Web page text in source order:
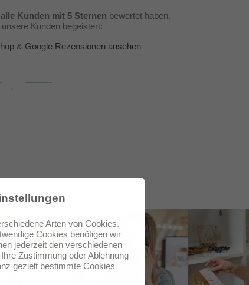
Arten von Cookies.
Cookies benötigen wir
jederzeit den verschiedenen
Zustimmung oder Ablehnung
gezielt bestimmte Cookies
alle Kunden mit 5 Sternen bewertet haben.
Kunden begeistert:
& Google Rezensionen ansehen